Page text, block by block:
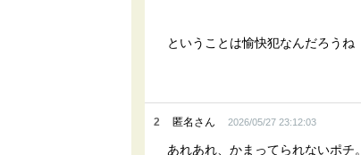
ということは愉快犯なんだろうね
2 匿名さん 2026/05/27 23:12:03
あれあれ、かまってられないポチ。